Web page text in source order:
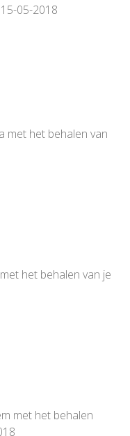
05-2018
met het behalen van
het behalen van je
met het behalen